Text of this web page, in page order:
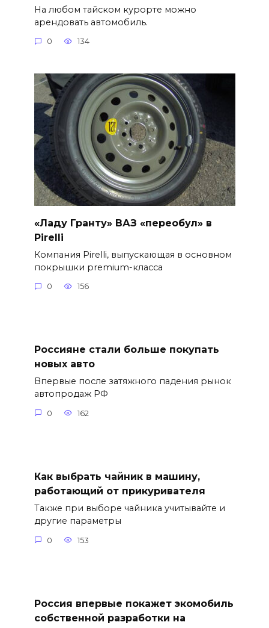
На любом тайском курорте можно
арендовать автомобиль.
0 134
«Ладу Гранту» ВАЗ «переобул» в
Pirelli
Компания Pirelli, выпускающая в основном
покрышки premium-класса
0 156
Россияне стали больше покупать
новых авто
Впервые после затяжного падения рынок
автопродаж РФ
0 162
Как выбрать чайник в машину,
работающий от прикуривателя
Также при выборе чайника учитывайте и
другие параметры
0 153
Россия впервые покажет экомобиль
собственной разработки на